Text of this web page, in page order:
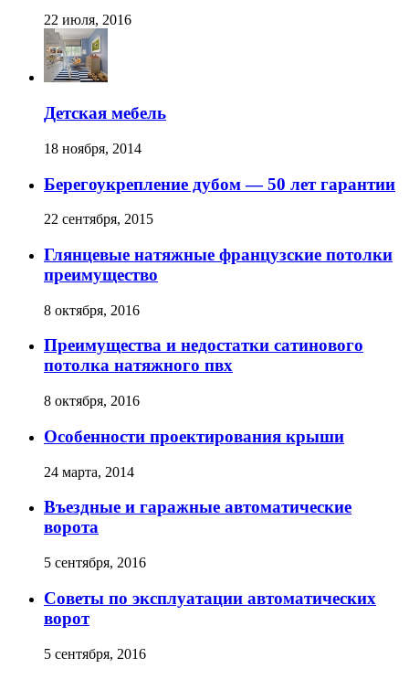
22 июля, 2016
Детская мебель
18 ноября, 2014
Берегоукрепление дубом — 50 лет гарантии
22 сентября, 2015
Глянцевые натяжные французские потолки
преимущество
8 октября, 2016
Преимущества и недостатки сатинового
потолка натяжного пвх
8 октября, 2016
Особенности проектирования крыши
24 марта, 2014
Въездные и гаражные автоматические
ворота
5 сентября, 2016
Советы по эксплуатации автоматических
ворот
5 сентября, 2016